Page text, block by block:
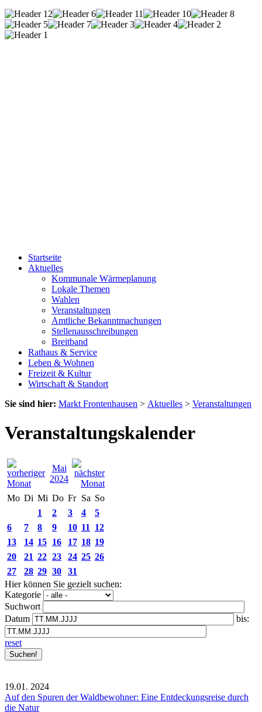
Startseite
Aktuelles
Kommunale Wärmeplanung
Lokale Themen
Wahlen
Veranstaltungen
Amtliche Bekanntmachungen
Stellenausschreibungen
Breitband
Rathaus & Service
Leben & Wohnen
Freizeit & Kultur
Wirtschaft & Standort
Sie sind hier: Markt Frontenhausen > Aktuelles > Veranstaltungen
Veranstaltungskalender
Mai
2024
Mo Di Mi Do Fr Sa So
1
2 3 4
5
6
7 8 9 10 11
12
13
14 15 16 17 18 19
20
21 22 23 24 25 26
27
28 29 30
31
Hier können Sie gezielt suchen:
Kategorie
Suchwort
Datum
bis:
reset
19.01. 2024
Auf den Spuren der Waldbewohner: Eine Entdeckungsreise durch
die Natur